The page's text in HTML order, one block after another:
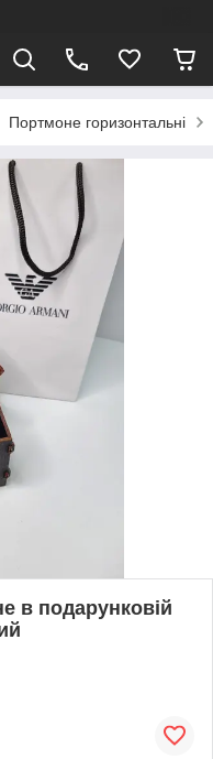
Портмоне горизонтальні
в подарунковій